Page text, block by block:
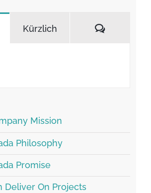
Kürzlich
Mission
Philosophy
Promise
Deliver On Projects